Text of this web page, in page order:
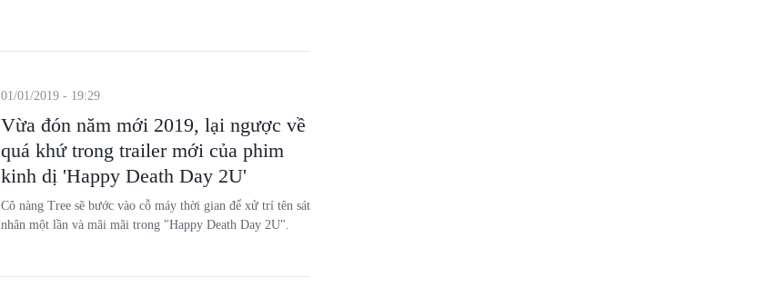
Vừa đón năm mới 2019, lại ngược về
quá khứ trong trailer mới của phim
kinh dị 'Happy Death Day 2U'
01/01/2019 - 19:29
Cô nàng Tree sẽ bước vào cỗ máy thời gian để xử trí tên sát
nhân một lần và mãi mãi trong "Happy Death Day 2U".